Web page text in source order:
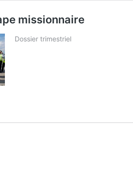
missionnaire
Dossier trimestriel